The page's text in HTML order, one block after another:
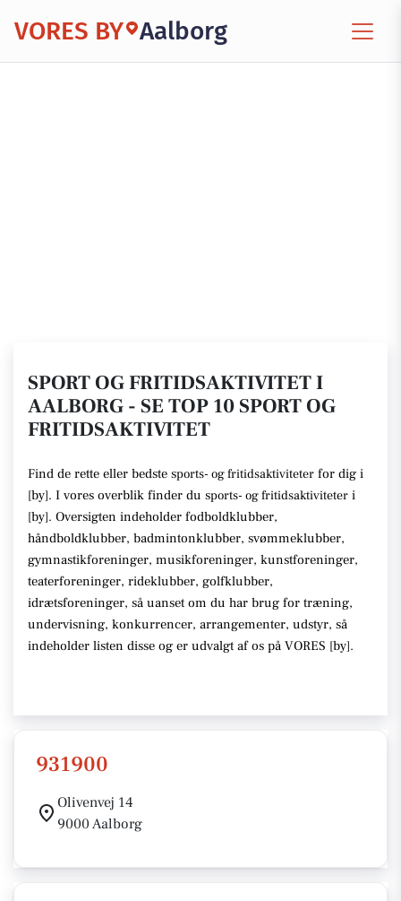
VORES BY Aalborg
SPORT OG FRITIDSAKTIVITET I
AALBORG - SE TOP 10 SPORT OG
FRITIDSAKTIVITET
Find de rette eller bedste sports- og fritidsaktiviteter for dig i
[by]. I vores overblik finder du sports- og fritidsaktiviteter i
[by]. Oversigten indeholder fodboldklubber,
håndboldklubber, badmintonklubber, svømmeklubber,
gymnastikforeninger, musikforeninger, kunstforeninger,
teaterforeninger, rideklubber, golfklubber,
idrætsforeninger, så uanset om du har brug for træning,
undervisning, konkurrencer, arrangementer, udstyr, så
indeholder listen disse og er udvalgt af os på VORES [by].
931900
Olivenvej 14
9000 Aalborg